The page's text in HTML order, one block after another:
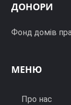
ДОНОРИ
Фонд домів
МЕНЮ
Про нас